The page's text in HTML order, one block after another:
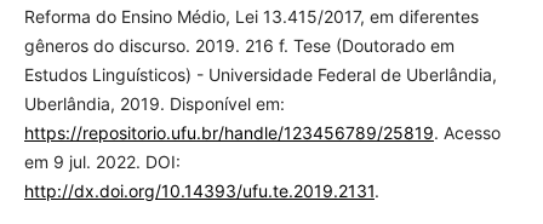
Reforma do Ensino Médio, Lei 13.415/2017, em diferentes
gêneros do discurso. 2019. 216 f. Tese (Doutorado em
Estudos Linguísticos) - Universidade Federal de Uberlândia,
Uberlândia, 2019. Disponível em:
https://repositorio.ufu.br/handle/123456789/25819. Acesso
em 9 jul. 2022. DOI:
http://dx.doi.org/10.14393/ufu.te.2019.2131.